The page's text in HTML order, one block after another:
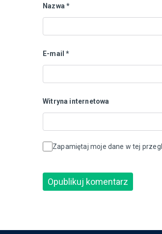
Nazwa*
E-mail*
Witryna internetowa
Zapamiętaj moje dane w tej